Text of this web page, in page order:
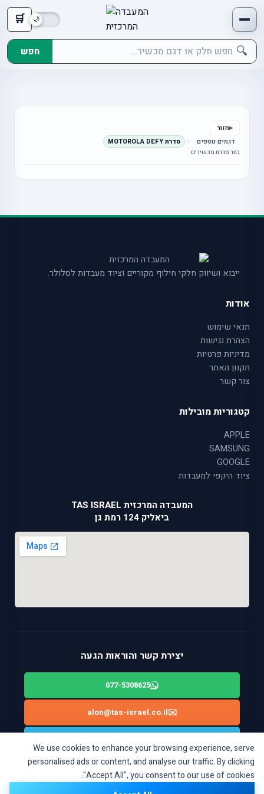
We use cookies to enhance your browsing experience, serve
personalised ads or content, and analyse our traffic. By clicking
"Accept All", you consent to our use of cookies.
🛒
🔍 חפש
חזור
דגמים נוספים
סדרת MOTOROLA DEFY
בחר סדרת מכשירים
ייבוא ושיווק חלקי חילוף מקוריים וציוד מעבדות לסלולר.
אודות
תנאי שימוש
הצהרת נגישות
מדיניות פרטיות
תקנון האתר
צור קשר
קטגוריות מובילות
APPLE
SAMSUNG
GOOGLE
ציוד היקפי למעבדות
המעבדה המרכזית TAS ISRAEL
ביאליק 124 רמת גן
יצירת קשר והוראות הגעה
077-5308625
✉️
alon@tas-israel.co.il